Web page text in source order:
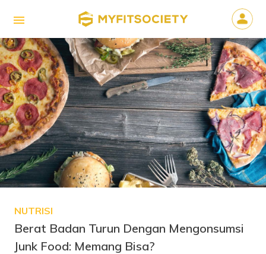
NUTRISI
Berat Badan Turun Dengan Mengonsumsi
Junk Food: Memang Bisa?